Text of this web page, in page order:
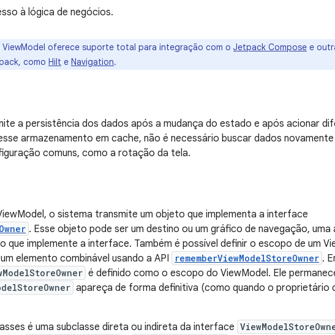
à lógica de negócios.
ViewModel oferece suporte total para integração com o Jetpack Compose e
como Hilt e Navigation.
a persistência dos dados após a mudança do estado e após acionar
armazenamento em cache, não é necessário buscar dados
comuns, como a rotação da tela.
o sistema transmite um objeto que implementa a interface
. Esse objeto pode ser um destino ou um gráfico de navegação, uma
que implemente a interface. Também é possível definir o escopo de um
elemento combinável usando a API
rememberViewModelStoreOwner .
é definido como o escopo do ViewModel. Ele
apareça de forma definitiva (como quando o proprietário
é uma subclasse direta ou indireta da interface